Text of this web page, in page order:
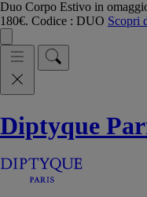
Duo Corpo Estivo in
180€. Codice : DUO Scopri
Diptyque